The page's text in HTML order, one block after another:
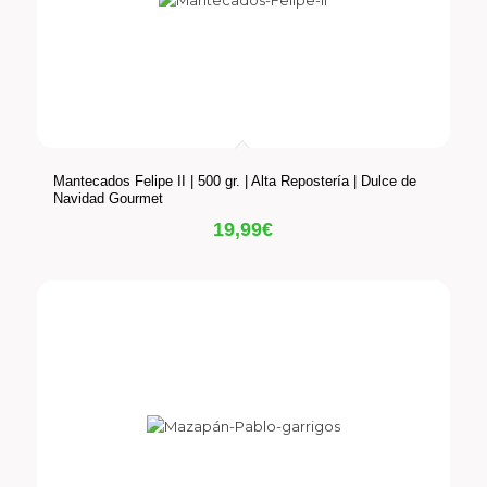
Mantecados Felipe II | 500 gr. | Alta Repostería | Dulce de
Navidad Gourmet
19,99€